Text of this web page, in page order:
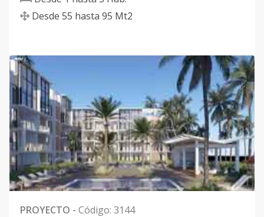
Desde 55 hasta 95 Mt2
PROYECTO - Código: 3144